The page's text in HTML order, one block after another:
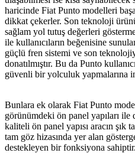
haricinde Fiat Punto modelleri
dikkat çekerler. Son teknoloji
sağlam yol tutuş değerleri
ile kullanıcıların beğenisine
güçlü fren sistemi ve son
donatılmıştır. Bu da Punto
güvenli bir yolculuk yapmalarına
Bunlara ek olarak Fiat Punto
görünümdeki ön panel yapıları
kaliteli ön panel yapısı aracın şık
tam göz hizasında yer alan
destekleyen bir fonksiyona sahiptir.